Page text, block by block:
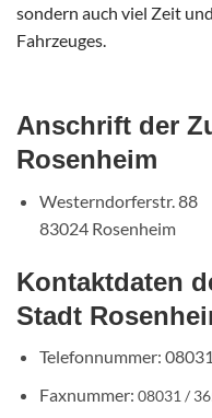
sondern auch viel Zeit
Fahrzeuges.
Anschrift der
Rosenheim
Westerndorferstr. 88
83024 Rosenheim
Kontaktdaten
Stadt
Telefonnummer:
Faxnummer: 08031 /